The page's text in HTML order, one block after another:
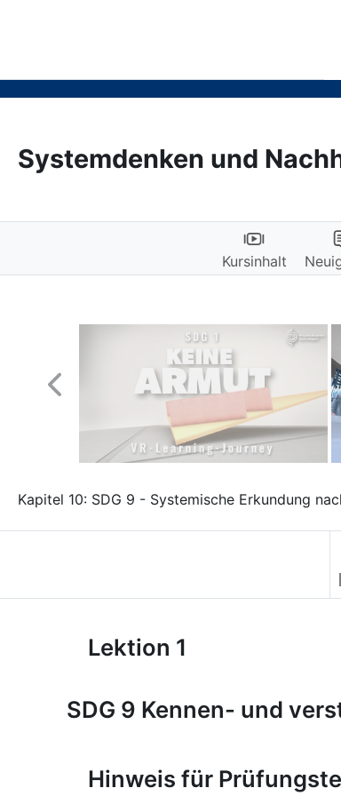
Systemdenken und
Kursinhalt
Kapitel 10: SDG 9 - Systemische Erkundung
Kurs: Systemdenken und
Lektion 1
SDG 9 Kennen- und
Hinweis für